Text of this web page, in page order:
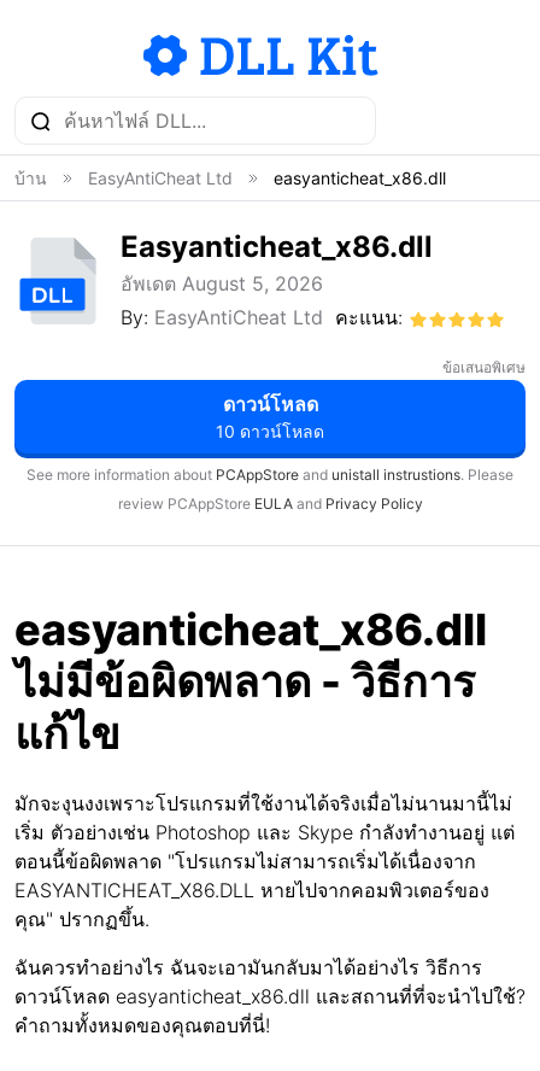
บ้าน EasyAntiCheat Ltd easyanticheat_x86.dll
Easyanticheat_x86.dll
อัพเดต August 5, 2026
By: EasyAntiCheat Ltd คะแนน:
ข้อเสนอพิเศษ
ดาวน์โหลด
10 ดาวน์โหลด
See more information about PCAppStore and unistall instrustions. Please
review PCAppStore EULAand Privacy Policy
easyanticheat_x86.dll
ไม่มีข้อผิดพลาด - วิธีการ
แก้ไข
มักจะงุนงงเพราะโปรแกรมที่ใช้งานได้จริงเมื่อไม่นานมานี้ไม่
เริ่ม ตัวอย่างเช่น Photoshop และ Skype กำลังทำงานอยู่ แต่
ตอนนี้ข้อผิดพลาด "โปรแกรมไม่สามารถเริ่มได้เนื่องจาก
EASYANTICHEAT_X86.DLL หายไปจากคอมพิวเตอร์ของ
คุณ" ปรากฏขึ้น.
ฉันควรทำอย่างไร ฉันจะเอามันกลับมาได้อย่างไร วิธีการ
ดาวน์โหลด easyanticheat_x86.dll และสถานที่ที่จะนำไปใช้?
คำถามทั้งหมดของคุณตอบที่นี่!